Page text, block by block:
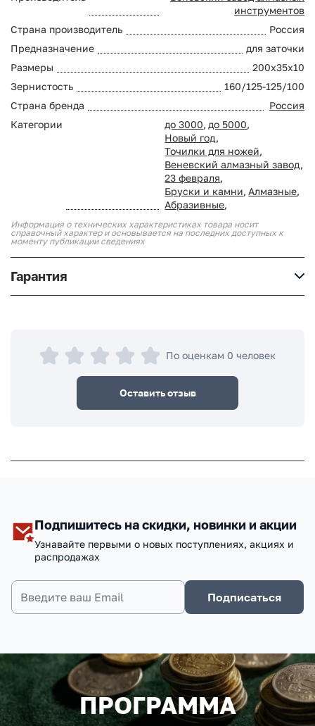
инструментов
Страна производитель
Россия
Предназначение
для заточки
Размеры
200х35х10
Зернистость
160/125-125/100
Страна бренда
Россия
Категории
до 3000, до 5000,
Новый год,
Точилки для ножей,
Веневский алмазный завод,
23 февраля,
Бруски и камни, Алмазные,
Абразивные,
Информация о технических характеристиках товара носит
справочный характер и основывается на последних доступных к
моменту публикации сведениях
Гарантия
По оценкам 0 человек
Оставить отзыв
Подпишитесь на скидки, новинки и акции
Узнавайте первыми о новых поступлениях, акциях и
распродажах
Подписаться
ПРОГРАММА